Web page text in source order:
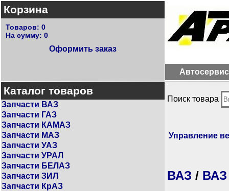
Корзина
Товаров: 0
На сумму: 0
Оформить заказ
Автосервис
Каталог товаров
Запчасти ВАЗ
Запчасти ГАЗ
Запчасти КАМАЗ
Запчасти МАЗ
Запчасти УАЗ
Запчасти УРАЛ
Запчасти БЕЛАЗ
Запчасти ЗИЛ
Запчасти КрАЗ
Поиск товара
Управление
ВАЗ / ВАЗ